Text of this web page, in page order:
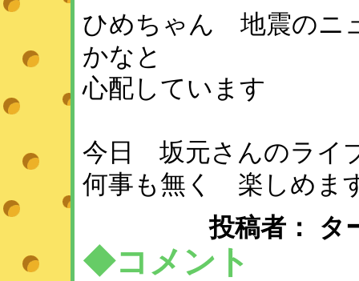
ひめちゃん 地震のニ
かなと
心配しています
今日 坂元さんのライ
何事も無く 楽しめま
投稿者： タ
◆コメント